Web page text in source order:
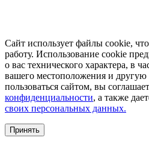
Сайт использует файлы cookie,
работу. Использование cookie
о вас технического характера, в
вашего местоположения и
пользоваться сайтом, вы
конфиденциальности, а также
своих персональных данных.
Принять